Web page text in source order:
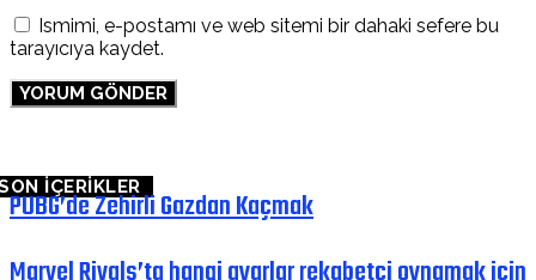
Ismimi, e-postamı ve web sitemi bir dahaki sefere bu
tarayıcıya kaydet.
İÇERİKLER
PUBG’de Zehirli Gazdan Kaçmak